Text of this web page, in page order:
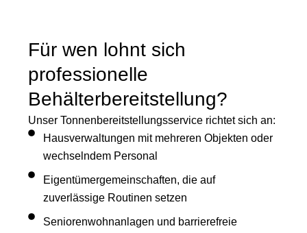
Für wen lohnt sich
professionelle
Behälterbereitstellung?
Unser Tonnenbereitstellungsservice richtet sich an:
Hausverwaltungen mit mehreren Objekten oder
wechselndem Personal
Eigentümergemeinschaften, die auf
zuverlässige Routinen setzen
Seniorenwohnanlagen und barrierefreie